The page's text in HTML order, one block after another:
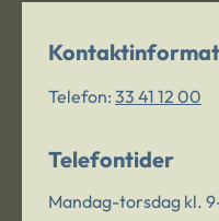
Telefon: 33 41 12 00
Telefontider
Mandag-torsdag kl.